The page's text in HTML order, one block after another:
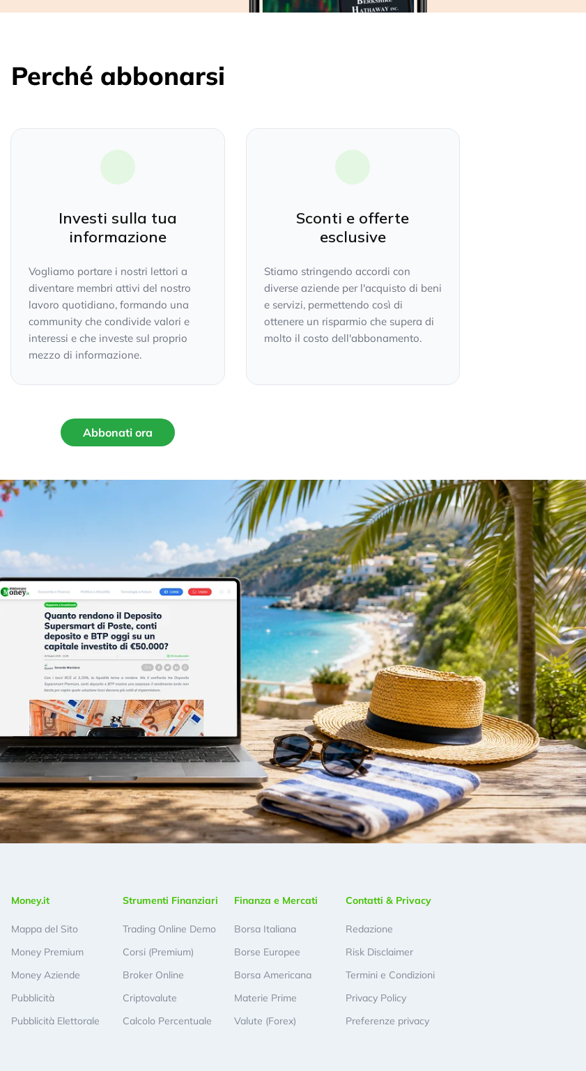
Perché abbonarsi
Investi sulla tua
informazione
Vogliamo portare i nostri lettori a
diventare membri attivi del nostro
lavoro quotidiano, formando una
community che condivide valori e
interessi e che investe sul proprio
mezzo di informazione.
Sconti e offerte
esclusive
Stiamo stringendo accordi con
diverse aziende per l'acquisto di beni
e servizi, permettendo così di
ottenere un risparmio che supera di
molto il costo dell'abbonamento.
Abbonati ora
Money.it
Mappa del Sito
Money Premium
Money Aziende
Pubblicità
Pubblicità Elettorale
Strumenti Finanziari
Trading Online Demo
Corsi (Premium)
Broker Online
Criptovalute
Calcolo Percentuale
Finanza e Mercati
Borsa Italiana
Borse Europee
Borsa Americana
Materie Prime
Valute (Forex)
Contatti & Privacy
Redazione
Risk Disclaimer
Termini e Condizioni
Privacy Policy
Preferenze privacy